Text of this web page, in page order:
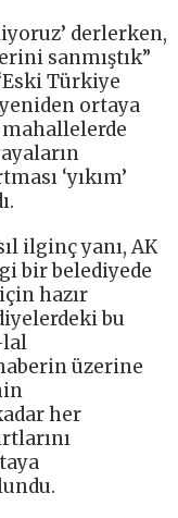
derlerken,
sanmıştık”
Türkiye
ortaya
‘yıkım’
ilginç yanı, AK
bir belediyede
hazır
bu
lal
üzerine
her